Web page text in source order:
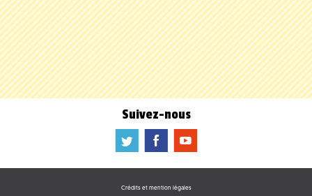
Suivez-nous
a b f
Crédits et mention légales